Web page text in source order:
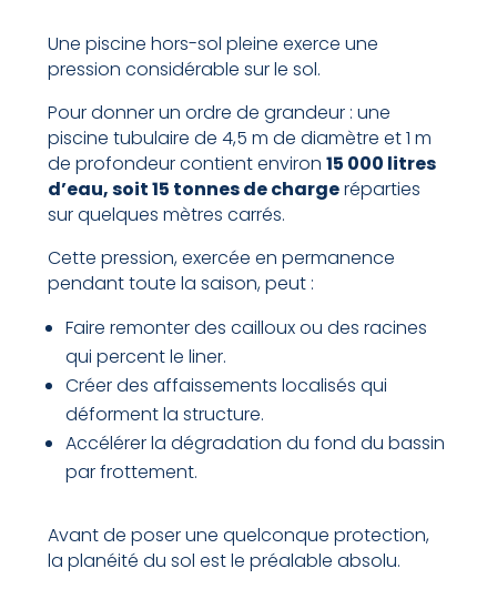
Une piscine hors-sol pleine exerce une
pression considérable sur le sol.
Pour donner un ordre de grandeur : une
piscine tubulaire de 4,5 m de diamètre et 1 m
de profondeur contient environ 15 000 litres
d’eau, soit 15 tonnes de chargeréparties
sur quelques mètres carrés.
Cette pression, exercée en permanence
pendant toute la saison, peut :
Faire remonter des cailloux ou des racines
qui percent le liner.
Créer des affaissements localisés qui
déforment la structure.
Accélérer la dégradation du fond du bassin
par frottement.
Avant de poser une quelconque protection,
la planéité du sol est le préalable absolu.